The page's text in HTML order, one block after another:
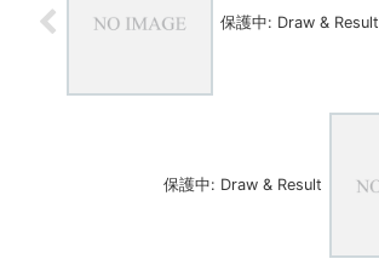
保護中: Draw & Result
保護中: Draw & Result